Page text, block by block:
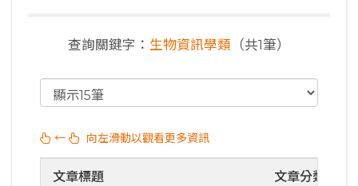
查詢關鍵字： 生物資訊學類 （共1筆）
← 向左滑動以觀看更多資訊
文章標題
文章分類